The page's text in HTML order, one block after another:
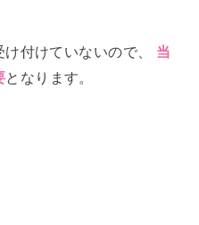
付けていないので、
当
となります。